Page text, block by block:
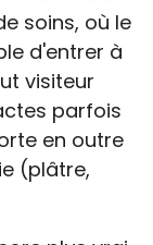
soins, où le
d'entrer à
visiteur
parfois
en outre
(plâtre,